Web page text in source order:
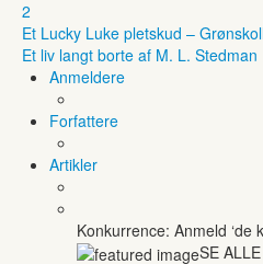
2
Et Lucky Luke pletskud –
Et liv langt borte af M. L. Stedman
Anmeldere
Forfattere
Artikler
Konkurrence: Anmeld ‘de
SE ALLE